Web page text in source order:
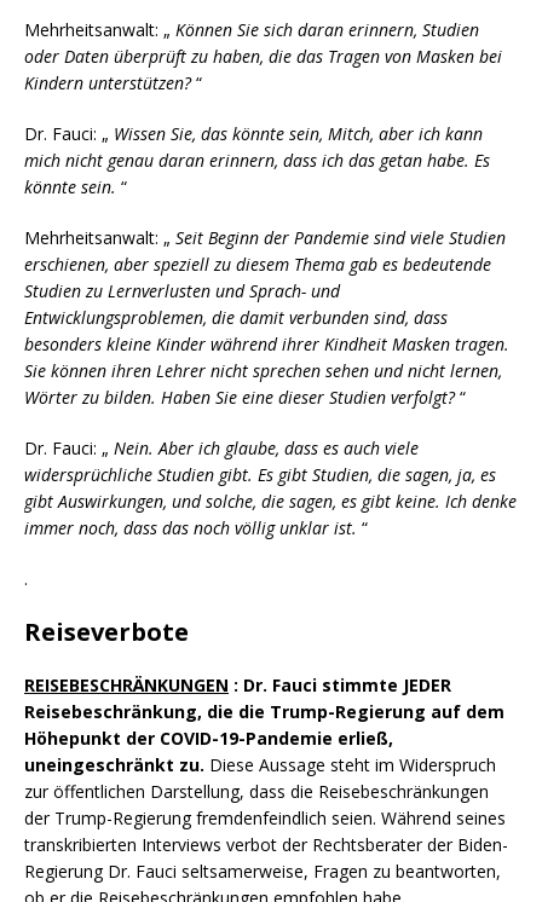
Mehrheitsanwalt: „ Können Sie sich daran erinnern, Studien
oder Daten überprüft zu haben, die das Tragen von Masken bei
Kindern unterstützen?“
Dr. Fauci: „ Wissen Sie, das könnte sein, Mitch, aber ich kann
mich nicht genau daran erinnern, dass ich das getan habe. Es
könnte sein. “
Mehrheitsanwalt: „ Seit Beginn der Pandemie sind viele Studien
erschienen, aber speziell zu diesem Thema gab es bedeutende
Studien zu Lernverlusten und Sprach- und
Entwicklungsproblemen, die damit verbunden sind, dass
besonders kleine Kinder während ihrer Kindheit Masken tragen.
Sie können ihren Lehrer nicht sprechen sehen und nicht lernen,
Wörter zu bilden. Haben Sie eine dieser Studien verfolgt?“
Dr. Fauci: „ Nein.Aber ich glaube, dass es auch viele
widersprüchliche Studien gibt. Es gibt Studien, die sagen, ja, es
gibt Auswirkungen, und solche, die sagen, es gibt keine. Ich denke
immer noch, dass das noch völlig unklar ist. “
.
Reiseverbote
REISEBESCHRÄNKUNGEN : Dr. Fauci stimmte JEDER
Reisebeschränkung, die die Trump-Regierung auf dem
Höhepunkt der COVID-19-Pandemie erließ,
uneingeschränkt zu. Diese Aussage steht im Widerspruch
zur öffentlichen Darstellung, dass die Reisebeschränkungen
der Trump-Regierung fremdenfeindlich seien. Während seines
transkribierten Interviews verbot der Rechtsberater der Biden-
Regierung Dr. Fauci seltsamerweise, Fragen zu beantworten,